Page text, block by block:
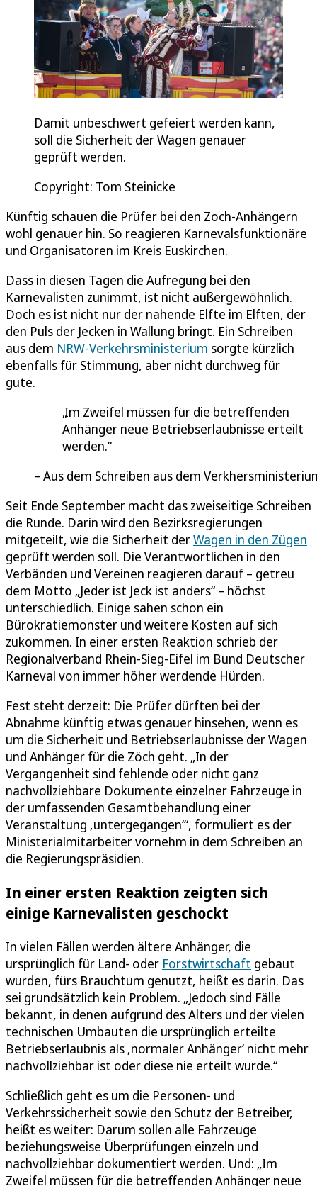
Damit unbeschwert gefeiert werden kann,
soll die Sicherheit der Wagen genauer
geprüft werden.
Copyright: Tom Steinicke
Künftig schauen die Prüfer bei den Zoch-Anhängern
wohl genauer hin. So reagieren Karnevalsfunktionäre
und Organisatoren im Kreis Euskirchen.
Dass in diesen Tagen die Aufregung bei den
Karnevalisten zunimmt, ist nicht außergewöhnlich.
Doch es ist nicht nur der nahende Elfte im Elften, der
den Puls der Jecken in Wallung bringt. Ein Schreiben
aus dem NRW-Verkehrsministerium sorgte kürzlich
ebenfalls für Stimmung, aber nicht durchweg für
gute.
Im Zweifel müssen für die betreffenden
Anhänger neue Betriebserlaubnisse erteilt
werden.
Aus dem Schreiben aus dem
Seit Ende September macht das zweiseitige Schreiben
die Runde. Darin wird den Bezirksregierungen
mitgeteilt, wie die Sicherheit derWagen in den Zügen
geprüft werden soll. Die Verantwortlichen in den
Verbänden und Vereinen reagieren darauf – getreu
dem Motto „Jeder ist Jeck ist anders“ – höchst
unterschiedlich. Einige sahen schon ein
Bürokratiemonster und weitere Kosten auf sich
zukommen. In einer ersten Reaktion schrieb der
Regionalverband Rhein-Sieg-Eifel im Bund Deutscher
Karneval von immer höher werdende Hürden.
Fest steht derzeit: Die Prüfer dürften bei der
Abnahme künftig etwas genauer hinsehen, wenn es
um die Sicherheit und Betriebserlaubnisse der Wagen
und Anhänger für die Zöch geht. „In der
Vergangenheit sind fehlende oder nicht ganz
nachvollziehbare Dokumente einzelner Fahrzeuge in
der umfassenden Gesamtbehandlung einer
Veranstaltung ‚untergegangen‘“, formuliert es der
Ministerialmitarbeiter vornehm in dem Schreiben an
die Regierungspräsidien.
In einer ersten Reaktion zeigten sich
einige Karnevalisten geschockt
In vielen Fällen werden ältere Anhänger, die
ursprünglich für Land- oder Forstwirtschaft gebaut
wurden, fürs Brauchtum genutzt, heißt es darin. Das
sei grundsätzlich kein Problem. „Jedoch sind Fälle
bekannt, in denen aufgrund des Alters und der vielen
technischen Umbauten die ursprünglich erteilte
Betriebserlaubnis als ‚normaler Anhänger‘ nicht mehr
nachvollziehbar ist oder diese nie erteilt wurde.“
Schließlich geht es um die Personen- und
Verkehrssicherheit sowie den Schutz der Betreiber,
heißt es weiter: Darum sollen alle Fahrzeuge
beziehungsweise Überprüfungen einzeln und
nachvollziehbar dokumentiert werden. Und: „Im
Zweifel müssen für die betreffenden Anhänger neue